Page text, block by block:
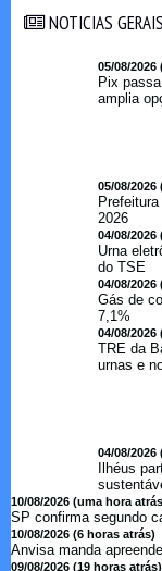
NOTICIAS GERAIS
05/08/2026
Pix
amplia
05/08/2026
2026
04/08/2026
Urna
do TSE
04/08/2026
Gás de
7,1%
04/08/2026
TRE da
urnas e
04/08/2026
Ilhéus
10/08/2026 (uma hora
SP confirma segundo
10/08/2026 (6 horas atrás)
Anvisa manda
09/08/2026 (19 horas atrás)